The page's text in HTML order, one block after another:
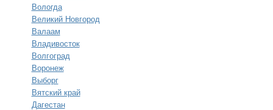
Вологда
Великий Новгород
Валаам
Владивосток
Волгоград
Воронеж
Выборг
Вятский край
Дагестан